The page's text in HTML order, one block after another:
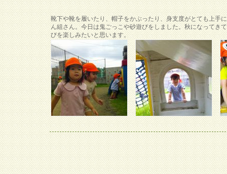
靴下や靴を履いたり、帽子をかぶったり、身支度がとても上手
ん組さん。今日は鬼ごっこや砂遊びをしました。秋になってき
びを楽しみたいと思います。